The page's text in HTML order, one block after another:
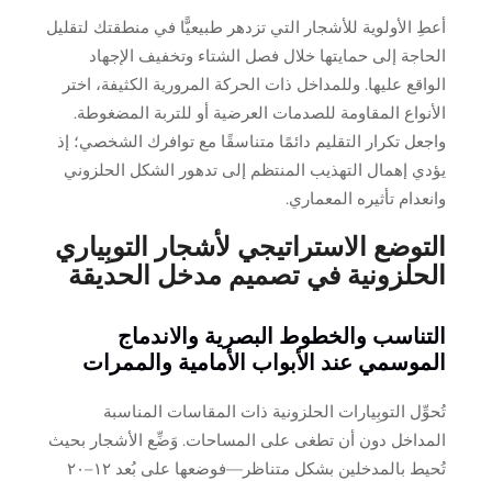
أعطِ الأولوية للأشجار التي تزدهر طبيعيًّا في منطقتك لتقليل
الحاجة إلى حمايتها خلال فصل الشتاء وتخفيف الإجهاد
الواقع عليها. وللمداخل ذات الحركة المرورية الكثيفة، اختر
الأنواع المقاومة للصدمات العرضية أو للتربة المضغوطة.
واجعل تكرار التقليم دائمًا متناسقًا مع توافرك الشخصي؛ إذ
يؤدي إهمال التهذيب المنتظم إلى تدهور الشكل الحلزوني
وانعدام تأثيره المعماري.
التوضع الاستراتيجي لأشجار التوبِياري
الحلزونية في تصميم مدخل الحديقة
التناسب والخطوط البصرية والاندماج
الموسمي عند الأبواب الأمامية والممرات
تُحوِّل التوبِيارات الحلزونية ذات المقاسات المناسبة
المداخل دون أن تطغى على المساحات. وَضِّع الأشجار بحيث
تُحيط بالمدخلين بشكل متناظر—فوضعها على بُعد ١٢–٢٠